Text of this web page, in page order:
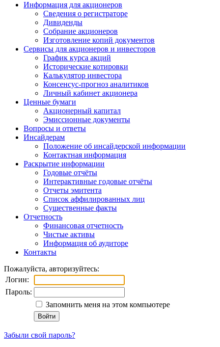
Информация для акционеров
Сведения о регистраторе
Дивиденды
Собрание акционеров
Изготовление копий документов
Сервисы для акционеров и инвесторов
График курса акций
Исторические котировки
Калькулятор инвестора
Консенсус-прогноз аналитиков
Личный кабинет акционера
Ценные бумаги
Акционерный капитал
Эмиссионные документы
Вопросы и ответы
Инсайдерам
Положение об инсайдерской информации
Контактная информация
Раскрытие информации
Годовые отчёты
Интерактивные годовые отчёты
Отчеты эмитента
Список аффилированных лиц
Существенные факты
Отчетность
Финансовая отчетность
Чистые активы
Информация об аудиторе
Контакты
Пожалуйста, авторизуйтесь:
Логин:
Пароль:
Запомнить меня на этом компьютере
Забыли свой пароль?